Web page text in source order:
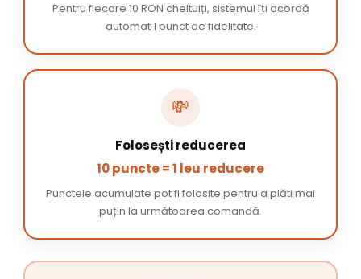
Pentru fiecare 10 RON cheltuiți, sistemul îți acordă
automat 1 punct de fidelitate.
💸
Folosești reducerea
10 puncte = 1 leu reducere
Punctele acumulate pot fi folosite pentru a plăti mai
puțin la următoarea comandă.